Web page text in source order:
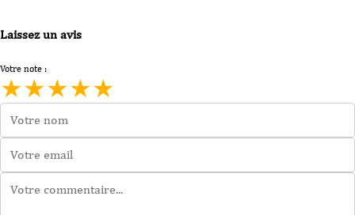
Laissez un avis
Votre note :
★★★★★